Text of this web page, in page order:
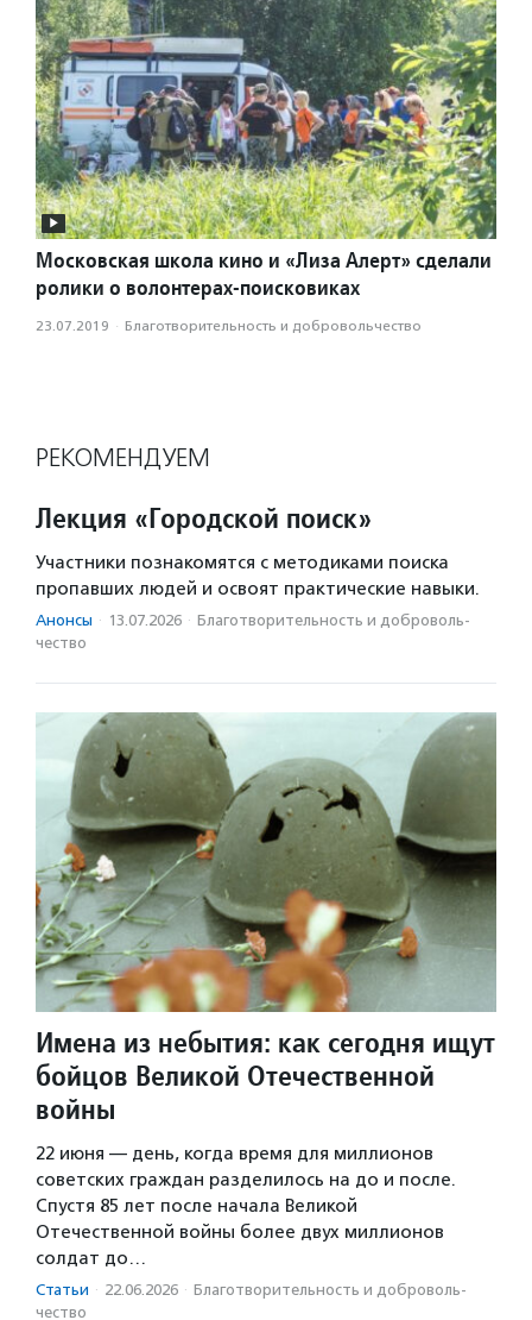
Московская школа кино и «Лиза Алерт» сделали
ролики о волонтерах-поисковиках
23.07.2019 · Благотвори­тель­ность и доброволь­чест­во
РЕКОМЕНДУЕМ
Лекция «Городской поиск»
Участники познакомятся с методиками поиска
пропавших людей и освоят практические навыки.
Анонсы · 13.07.2026 · Благотвори­тель­ность и доброволь­
чест­во
Имена из небытия: как сегодня ищут
бойцов Великой Отечественной
войны
22 июня — день, когда время для миллионов
советских граждан разделилось на до и после.
Спустя 85 лет после начала Великой
Отечественной войны более двух миллионов
солдат до…
Статьи · 22.06.2026 · Благотвори­тель­ность и доброволь­
чест­во